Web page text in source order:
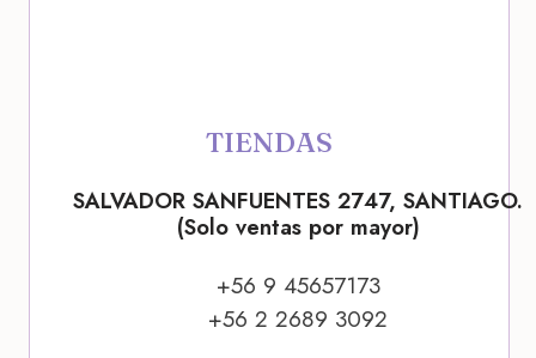
TIENDAS
SALVADOR SANFUENTES 2747, SANTIAGO.
(Solo ventas por mayor)
+56 9 45657173
+56 2 2689 3092